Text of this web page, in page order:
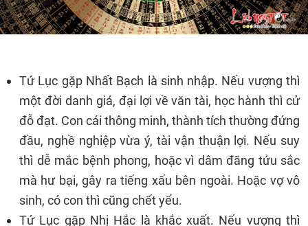
Tứ Lục gặp Nhất Bạch là sinh nhập. Nếu vượng thì
một đời danh giá, đại lợi về văn tài, học hành thì cử
đỗ đạt. Con cái thông minh, thành tích thường đứng
đầu, nghề nghiệp vừa ý, tài vận thuận lợi. Nếu suy
thì dễ mắc bệnh phong, hoặc vì dâm đãng tửu sắc
mà hư bại, gây ra tiếng xấu bên ngoài. Hoặc vợ vô
sinh, có con thì cũng chết yểu.
Tứ Lục gặp Nhị Hắc là khắc xuất. Nếu vượng thì